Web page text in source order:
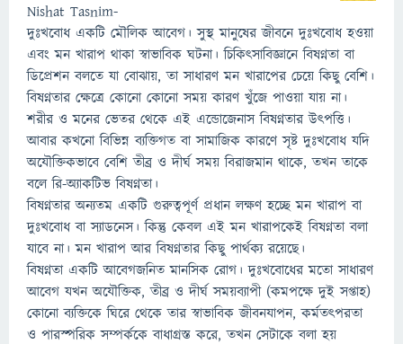
Nishat Tasnim-
দুঃখবোধ একটি মৌলিক আবেগ। সুস্থ মানুষের জীবনে দুঃখবোধ হওয়া
এবং মন খারাপ থাকা স্বাভাবিক ঘটনা। চিকিৎসাবিজ্ঞানে বিষণ্নতা বা
ডিপ্রেশন বলতে যা বোঝায়, তা সাধারণ মন খারাপের চেয়ে কিছু বেশি।
বিষণ্নতার ক্ষেত্রে কোনো কোনো সময় কারণ খুঁজে পাওয়া যায় না।
শরীর ও মনের ভেতর থেকে এই এন্ডোজেনাস বিষণ্নতার উৎপত্তি।
আবার কখনো বিভিন্ন ব্যক্তিগত বা সামাজিক কারণে সৃষ্ট দুঃখবোধ যদি
অযৌক্তিকভাবে বেশি তীব্র ও দীর্ঘ সময় বিরাজমান থাকে, তখন তাকে
বলে রি-অ্যাকটিভ বিষণ্নতা।
বিষণ্নতার অন্যতম একটি গুরুত্বপূর্ণ প্রধান লক্ষণ হচ্ছে মন খারাপ বা
দুঃখবোধ বা স্যাডনেস। কিন্তু কেবল এই মন খারাপকেই বিষণ্নতা বলা
যাবে না। মন খারাপ আর বিষণ্নতার কিছু পার্থক্য রয়েছে।
বিষণ্নতা একটি আবেগজনিত মানসিক রোগ। দুঃখবোধের মতো সাধারণ
আবেগ যখন অযৌক্তিক, তীব্র ও দীর্ঘ সময়ব্যাপী (কমপক্ষে দুই সপ্তাহ)
কোনো ব্যক্তিকে ঘিরে থেকে তার স্বাভাবিক জীবনযাপন, কর্মতৎপরতা
ও পারস্পরিক সম্পর্ককে বাধাগ্রস্ত করে, তখন সেটাকে বলা হয়